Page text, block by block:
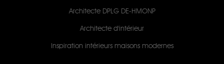
Architecte DPLG DE-HMONP
Architecte d'intérieur
Inspiration intérieurs maisons modernes